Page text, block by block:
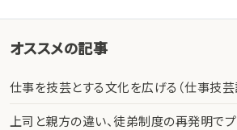
オススメの記事
仕事を技芸とする文化を広げる（仕事技芸
上司と親方の違い、徒弟制度の再発明で